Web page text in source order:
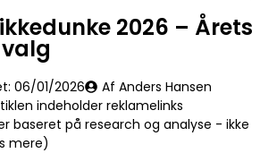
2026 – Årets
06/01/2026
Af Anders Hansen
indeholder reklamelinks
baseret på research og analyse - ikke
mere)